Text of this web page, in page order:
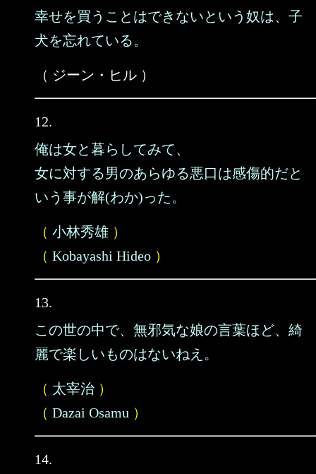
幸せを買うことはできないという奴は、子
犬を忘れている。
（ ジーン・ヒル ）
12.
俺は女と暮らしてみて、
女に対する男のあらゆる悪口は感傷的だと
いう事が解(わか)った。
（ 小林秀雄 ）
（ Kobayashi Hideo ）
13.
この世の中で、無邪気な娘の言葉ほど、綺
麗で楽しいものはないねえ。
（ 太宰治 ）
（ Dazai Osamu ）
14.